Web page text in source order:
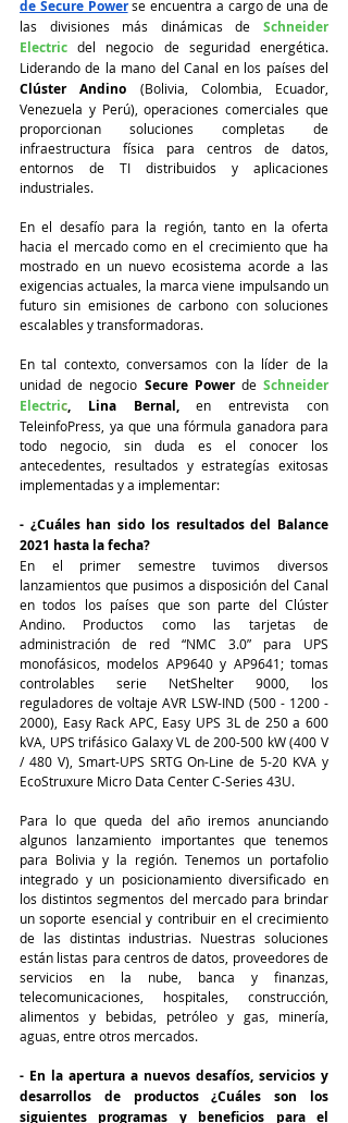
de Secure Power se encuentra a cargo de una de
las divisiones más dinámicas de Schneider
Electric del negocio de seguridad energética.
Liderando de la mano del Canal en los países del
Clúster Andino (Bolivia, Colombia, Ecuador,
Venezuela y Perú), operaciones comerciales que
proporcionan soluciones completas de
infraestructura física para centros de datos,
entornos de TI distribuidos y aplicaciones
industriales.
En el desafío para la región, tanto en la oferta
hacia el mercado como en el crecimiento que ha
mostrado en un nuevo ecosistema acorde a las
exigencias actuales, la marca viene impulsando un
futuro sin emisiones de carbono con soluciones
escalables y transformadoras.
En tal contexto, conversamos con la líder de la
unidad de negocio Secure Power de Schneider
Electric, Lina Bernal, en entrevista con
TeleinfoPress, ya que una fórmula ganadora para
todo negocio, sin duda es el conocer los
antecedentes, resultados y estrategías exitosas
implementadas y a implementar:
- ¿Cuáles han sido los resultados del Balance
2021 hasta la fecha?
En el primer semestre tuvimos diversos
lanzamientos que pusimos a disposición del Canal
en todos los países que son parte del Clúster
Andino. Productos como las tarjetas de
administración de red “NMC 3.0” para UPS
monofásicos, modelos AP9640 y AP9641; tomas
controlables serie NetShelter 9000, los
reguladores de voltaje AVR LSW-IND (500 - 1200 -
2000), Easy Rack APC, Easy UPS 3L de 250 a 600
kVA, UPS trifásico Galaxy VL de 200-500 kW (400 V
/ 480 V), Smart-UPS SRTG On-Line de 5-20 KVA y
EcoStruxure Micro Data Center C-Series 43U.
Para lo que queda del año iremos anunciando
algunos lanzamiento importantes que tenemos
para Bolivia y la región. Tenemos un portafolio
integrado y un posicionamiento diversificado en
los distintos segmentos del mercado para brindar
un soporte esencial y contribuir en el crecimiento
de las distintas industrias. Nuestras soluciones
están listas para centros de datos, proveedores de
servicios en la nube, banca y finanzas,
telecomunicaciones, hospitales, construcción,
alimentos y bebidas, petróleo y gas, minería,
aguas, entre otros mercados.
- En la apertura a nuevos desafíos, servicios y
desarrollos de productos ¿Cuáles son los
siguientes programas y beneficios para el